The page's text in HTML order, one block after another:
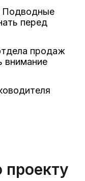
Подводные
перед
продаж
внимание
проекту